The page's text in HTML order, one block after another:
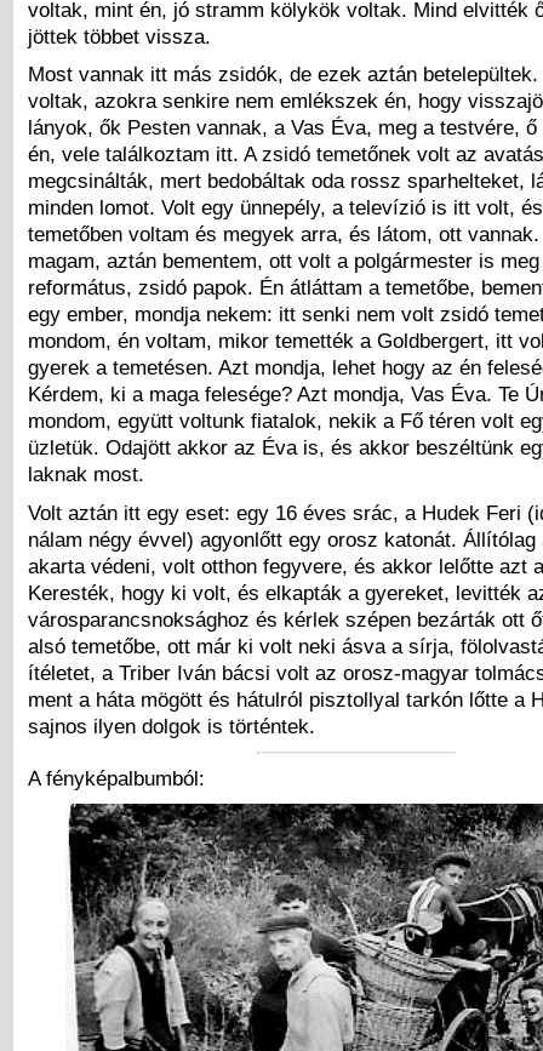
voltak, mint én, jó stramm kölykök voltak. Mind elvitték
jöttek többet vissza.
Most vannak itt más zsidók, de ezek aztán
voltak, azokra senkire nem emlékszek én, hogy
lányok, ők Pesten vannak, a Vas Éva, meg a testvére,
én, vele találkoztam itt. A zsidó temetőnek volt az
megcsinálták, mert bedobáltak oda rossz sparhelteket,
minden lomot. Volt egy ünnepély, a televízió is itt volt,
temetőben voltam és megyek arra, és látom, ott
magam, aztán bementem, ott volt a polgármester is
református, zsidó papok. Én átláttam a temetőbe,
egy ember, mondja nekem: itt senki nem volt zsidó
mondom, én voltam, mikor temették a Goldbergert, itt
gyerek a temetésen. Azt mondja, lehet hogy az én
Kérdem, ki a maga felesége? Azt mondja, Vas Éva. Te
mondom, együtt voltunk fiatalok, nekik a Fő téren volt
üzletük. Odajött akkor az Éva is, és akkor beszéltünk
laknak most.
Volt aztán itt egy eset: egy 16 éves srác, a Hudek Feri
nálam négy évvel) agyonlőtt egy orosz katonát. Állítólag
akarta védeni, volt otthon fegyvere, és akkor lelőtte azt
Keresték, hogy ki volt, és elkapták a gyereket, levitték
városparancsnoksághoz és kérlek szépen bezárták ott
alsó temetőbe, ott már ki volt neki ásva a sírja,
ítéletet, a Triber Iván bácsi volt az orosz-magyar
ment a háta mögött és hátulról pisztollyal tarkón lőtte a
sajnos ilyen dolgok is történtek.
A fényképalbumból: